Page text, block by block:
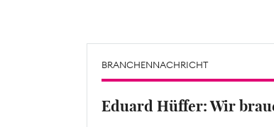
BRANCHENNACHRICHT
Eduard Hüffer: Wir